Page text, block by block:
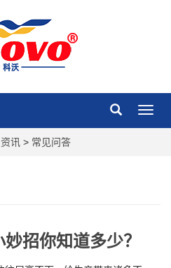
导
讯 > 常见问答
招你知道多少？